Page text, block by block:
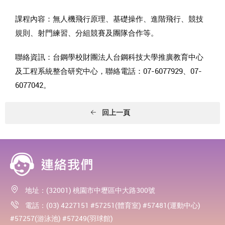
課程內容：無人機飛行原理、基礎操作、進階飛行、競技
規則、射門練習、分組競賽及團隊合作等。
聯絡資訊：台鋼學校財團法人台鋼科技大學推廣教育中心
及工程系統整合研究中心，聯絡電話：07-6077929、07-
6077042。
回上一頁
地址：(32001) 桃園市中壢區中大路300號
電話：(03) 4227151 #57251(體育室) #57481(運動中心)
#57257(游泳池) #57249(羽球館)